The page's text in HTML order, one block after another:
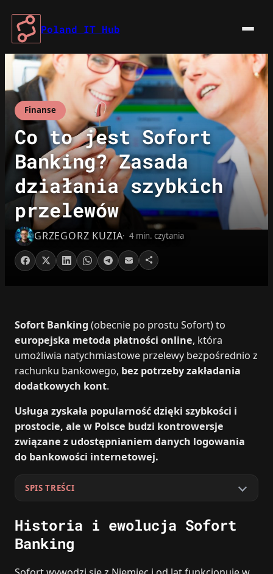
Przejdź
treści
Poland IT Hub
Finanse
Co to jest Sofort
Banking? Zasada
działania szybkich
przelewów
GRZEGORZ KUZIA 4 min. czytania
Sofort Banking (obecnie po prostu Sofort) to
europejska metoda płatności online, która
umożliwia natychmiastowe przelewy bezpośrednio z
rachunku bankowego, bez potrzeby zakładania
dodatkowych kont.
Usługa zyskała popularność dzięki szybkości i
prostocie, ale w Polsce budzi kontrowersje
związane z udostępnianiem danych logowania
do bankowości internetowej.
SPIS TREŚCI
Historia i ewolucja Sofort
Banking